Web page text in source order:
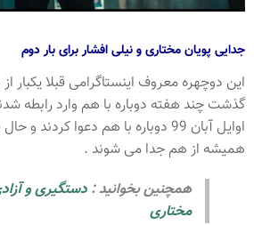
جدایی پویان مختاری و نیلی افشار برای بار دوم
این دوچهره معروف اینستاگرامی قبلا یکبار
گذشت چند هفته دوباره با هم وارد رابطه
اوایل آبان 99 دوباره با هم دعوا
همیشه از هم جدا می شوند .
همچنین بخوانید : دستگیری و
مختاری